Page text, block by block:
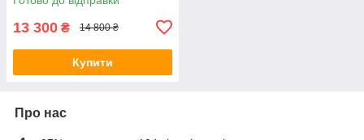
13 300 ₴ 14 800 ₴
Купити
Про нас